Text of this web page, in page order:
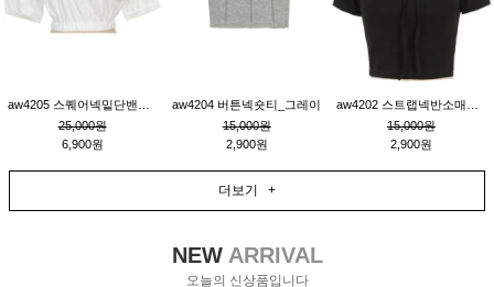
25,000원
6,900원
aw4204 버튼넥숏티_그레이
15,000원
2,900원
15,000원
2,900원
더보기 +
NEWARRIVAL
오늘의 신상품입니다